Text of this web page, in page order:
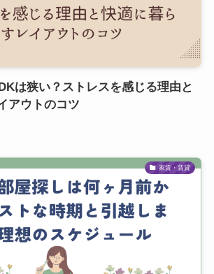
は狭い？ストレスを感じる理由と
アウトのコツ
家賃・賃貸